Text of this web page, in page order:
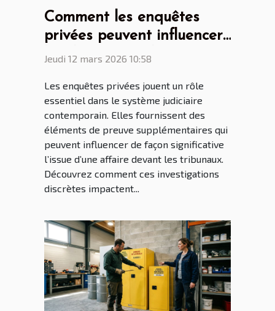
Comment les enquêtes
privées peuvent influencer
les décisions judiciaires ?
Jeudi 12 mars 2026 10:58
Les enquêtes privées jouent un rôle
essentiel dans le système judiciaire
contemporain. Elles fournissent des
éléments de preuve supplémentaires qui
peuvent influencer de façon significative
l’issue d’une affaire devant les tribunaux.
Découvrez comment ces investigations
discrètes impactent...